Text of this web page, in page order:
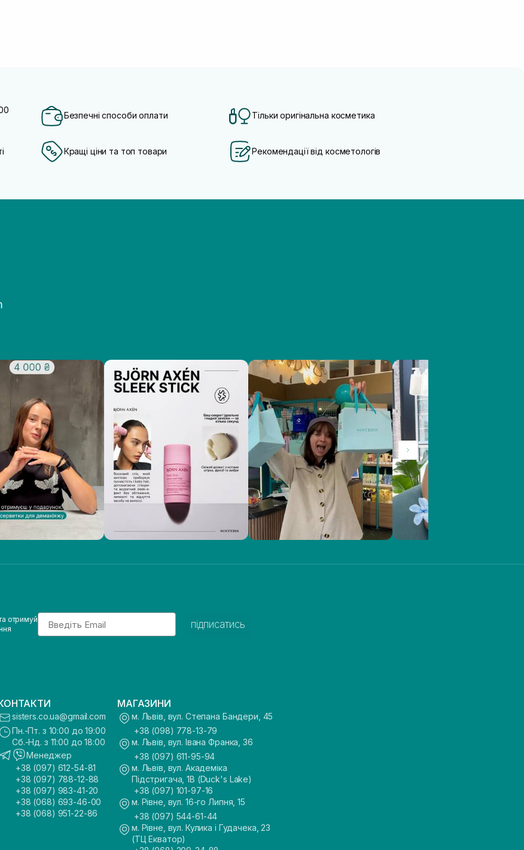
Безпечні способи оплати Тільки оригінальна косметика
Кращі ціни та топ товари Рекомендації від косметологів
отримуйEmail
підписатись
sisters.co.ua@gmail.com
Пн.-Пт. з 10:00 до 19:00
Сб.-Нд. з 11:00 до 18:00
Менеджер
+38 (097) 612-54-81
+38 (097) 788-12-88
+38 (097) 983-41-20
+38 (068) 693-46-00
+38 (068) 951-22-86
МАГАЗИНИ
м. Львів, вул. Степана Бандери, 45
+38 (098) 778-13-79
м. Львів, вул. Івана Франка, 36
+38 (097) 611-95-94
м. Львів, вул. Академіка
Підстригача, 1В (Duck's Lake)
+38 (097) 101-97-16
м. Рівне, вул. 16-го Липня, 15
+38 (097) 544-61-44
м. Рівне, вул. Кулика і Гудачека, 23
(ТЦ Екватор)